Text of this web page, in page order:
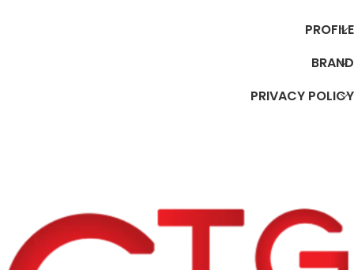
PROFILE
BRAND
PRIVACY POLICY